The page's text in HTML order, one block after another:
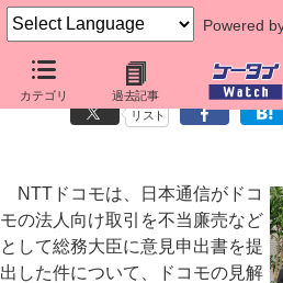
Powered
カテゴリ 過去記事
ドコモ、日本通信の「不当廉売」指摘に
リスト
NTTドコモは、日本通信がドコ
モの法人向け取引を不当廉売など
として総務大臣に意見申出書を提
出した件について、ドコモの見解